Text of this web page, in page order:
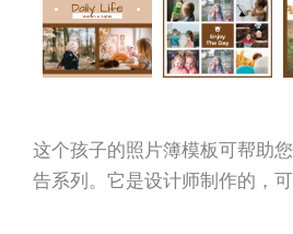
这个孩子的照片簿模板可帮助
告系列。它是设计师制作的，可